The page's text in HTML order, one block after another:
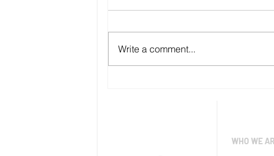
Write a comment...
WHO WE